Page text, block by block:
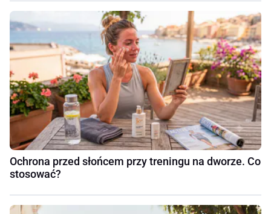
Ochrona przed słońcem przy treningu na dworze. Co
stosować?